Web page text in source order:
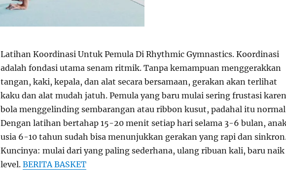
Latihan Koordinasi Untuk Pemula Di Rhythmic Gymnastics. Koordinasi
adalah fondasi utama senam ritmik. Tanpa kemampuan menggerakkan
tangan, kaki, kepala, dan alat secara bersamaan, gerakan akan terlihat
kaku dan alat mudah jatuh. Pemula yang baru mulai sering frustasi
bola menggelinding sembarangan atau ribbon kusut, padahal itu
Dengan latihan bertahap 15-20 menit setiap hari selama 3-6 bulan,
usia 6-10 tahun sudah bisa menunjukkan gerakan yang rapi dan
Kuncinya: mulai dari yang paling sederhana, ulang ribuan kali, baru naik
level. BERITA BASKET